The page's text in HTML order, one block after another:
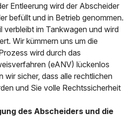
Entleerung wird der Abscheider
befüllt und in Betrieb genommen.
verbleibt im Tankwagen und wird
Wir kümmern uns um die
wird durch das
(eANV) lückenlos
wir sicher, dass alle rechtlichen
und Sie volle Rechtssicherheit
des Abscheiders und die